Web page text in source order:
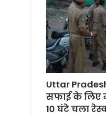
Uttar
सफाई के लिए
10 घंटे चला